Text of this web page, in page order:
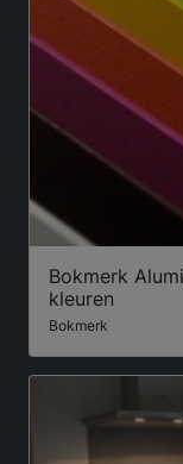
Bokmerk
kleuren
Bokmerk